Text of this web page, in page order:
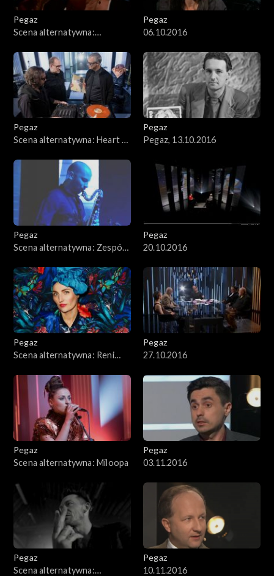
Pegaz
Scena alternatywna:
Rogiński
Pegaz
06.10.2016
Pegaz
Scena alternatywna: Heart &
Pegaz
Pegaz, 13.10.2016
Pegaz
Scena alternatywna: Zespół
Pegaz
20.10.2016
Pegaz
Scena alternatywna: Reni
Pegaz
27.10.2016
Pegaz
Scena alternatywna: Miloopa
Pegaz
03.11.2016
Pegaz
Scena alternatywna:
Pegaz
10.11.2016